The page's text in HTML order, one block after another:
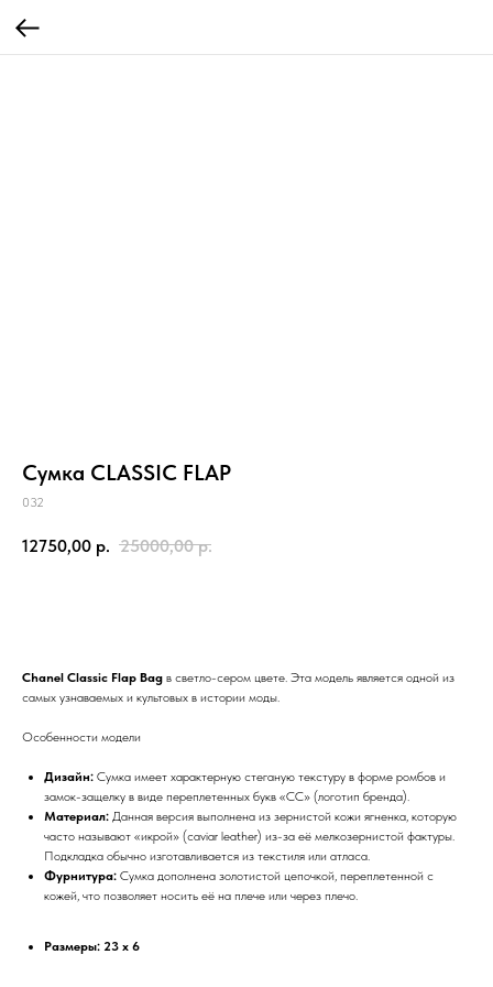
Сумка CLASSIC FLAP
032
12750,00 р. 25000,00 р.
Chanel Classic Flap Bag в светло-сером цвете. Эта модель является одной из
самых узнаваемых и культовых в истории моды.
Особенности модели
Дизайн: Сумка имеет характерную стеганую текстуру в форме ромбов и
замок-защелку в виде переплетенных букв «CC» (логотип бренда).
Материал: Данная версия выполнена из зернистой кожи ягненка, которую
часто называют «икрой» (caviar leather) из-за её мелкозернистой фактуры.
Подкладка обычно изготавливается из текстиля или атласа.
Фурнитура: Сумка дополнена золотистой цепочкой, переплетенной с
кожей, что позволяет носить её на плече или через плечо.
Размеры: 23 x 6